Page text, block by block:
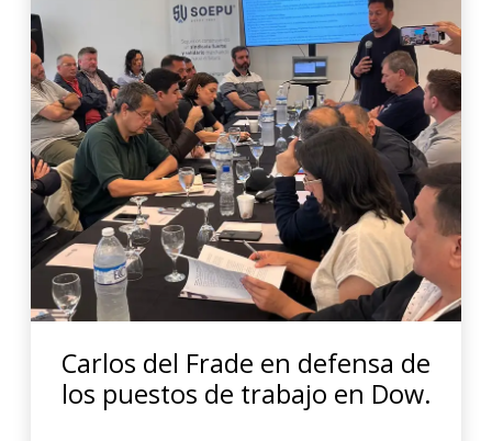
Carlos del Frade en defensa de
los puestos de trabajo en Dow.